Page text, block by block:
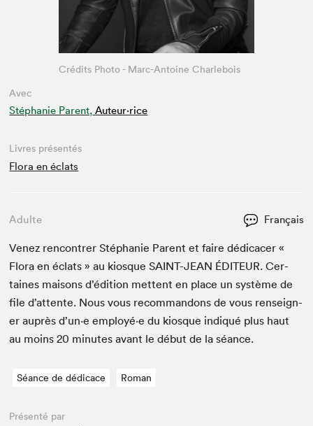
Avec
Stéphanie Parent, Auteur·rice
Crédits Photo - Marc-Antoine Charlebois
Livres présentés
Flora en éclats
Adulte Français
Venez ren­con­tr­er Stéphanie Par­ent et faire dédi­cac­er «
Flo­ra en éclats » au kiosqueSAINT-JEAN ÉDI­TEUR. Cer­
taines maisons d’édi­tion met­tent en place un sys­tème de
file d’at­tente. Nous vous recom­man­dons de vous ren­seign­
er auprès d’un·e employé·e du kiosque indiqué plus haut
au moins20 min­utes avant le début de la séance.
Séance de dédicace Roman
Présenté par